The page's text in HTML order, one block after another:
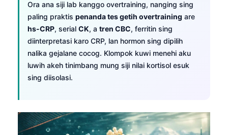
Ora ana siji lab kanggo overtraining, nanging sing
paling praktis penanda tes getih overtraining are
hs-CRP, serial CK, a tren CBC, ferritin sing
diinterpretasi karo CRP, lan hormon sing dipilih
nalika gejalane cocog. Klompok kuwi menehi aku
luwih akeh tinimbang mung siji nilai kortisol esuk
sing diisolasi.
Latviešu valoda
Gàidhlig
Occitan
العربية المغربية
Afrikaans
Монгол